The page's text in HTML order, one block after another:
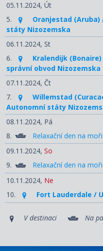
05.11.2024, Út
5.
Oranjestad
státy Nizozemska
06.11.2024, St
6.
Kralendijk
správní obvod Nizozemska
07.11.2024, Čt
7.
Willemstad
Autonomní státy
08.11.2024, Pá
8.
Relaxační den na moři
09.11.2024, So
9.
Relaxační den na moři
10.11.2024, Ne
10.
Fort Lauderdale /
V destinaci Na